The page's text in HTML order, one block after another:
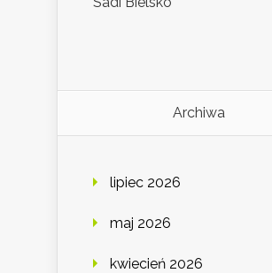
Archiwa
lipiec 2026
maj 2026
kwiecień 2026